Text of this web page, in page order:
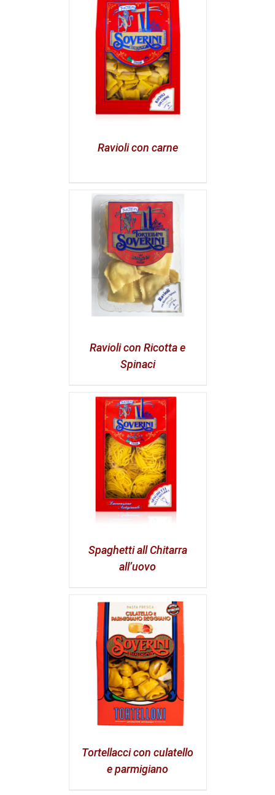
Ravioli con carne
Ravioli con Ricotta e
Spinaci
Spaghetti all Chitarra
all’uovo
Tortellacci con culatello
e parmigiano